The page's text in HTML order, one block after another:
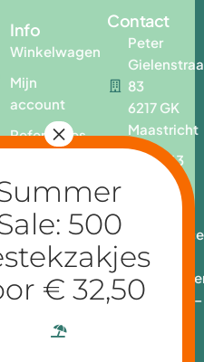
Info
Winkelwagen
Mijn
account
Referenties
Contact
Peter
83
6217 GK
Maastricht
T. +31 43
3259232
add.nl
Ma - vr: 9.00 –